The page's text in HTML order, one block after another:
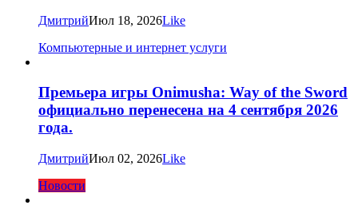
ДмитрийИюл 18, 2026Like
Компьютерные и интернет услуги
Премьера игры Onimusha: Way of the Sword
официально перенесена на 4 сентября 2026
года.
ДмитрийИюл 02, 2026Like
Новости